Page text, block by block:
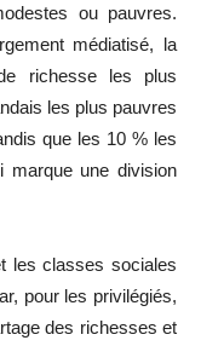
ou pauvres.
médiatisé, la
richesse les plus
les plus pauvres
que les 10 % les
marque une division
les classes sociales
pour les privilégiés,
des richesses et